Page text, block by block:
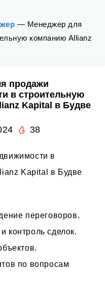
— Менеджер для
компанию Allianz
продажи
в строительную
Kapital в Будве
38
в
Kapital в Будве
переговоров.
сделок.
по вопросам